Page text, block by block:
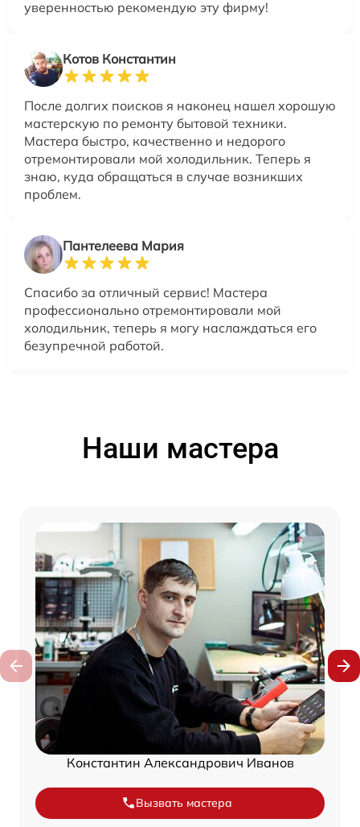
уверенностью рекомендую эту фирму!
Котов Константин
После долгих поисков я наконец нашел хорошую
мастерскую по ремонту бытовой техники.
Мастера быстро, качественно и недорого
отремонтировали мой холодильник. Теперь я
знаю, куда обращаться в случае возникших
проблем.
Пантелеева Мария
Спасибо за отличный сервис! Мастера
профессионально отремонтировали мой
холодильник, теперь я могу наслаждаться его
безупречной работой.
Наши мастера
Константин Александрович Иванов
Вызвать мастера